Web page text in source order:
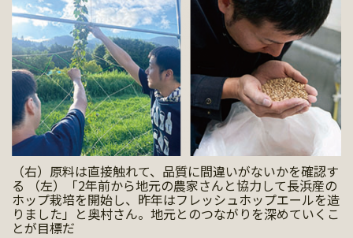
（右）原料は直接触れて、品質に間違いがないかを確認す
る （左）「2年前から地元の農家さんと協力して長浜産の
ホップ栽培を開始し、昨年はフレッシュホップエールを造
りました」と奥村さん。地元とのつながりを深めていくこ
とが目標だ